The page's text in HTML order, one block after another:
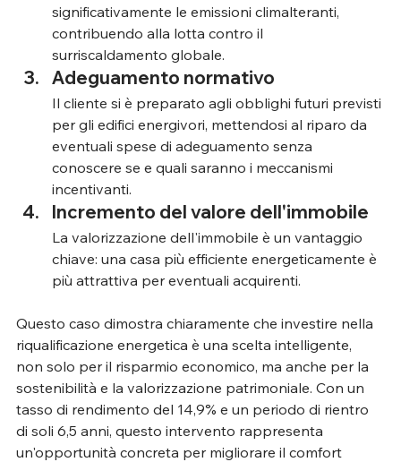
significativamente le emissioni climalteranti,
contribuendo alla lotta contro il
surriscaldamento globale.
Adeguamento normativo
Il cliente si è preparato agli obblighi futuri previsti
per gli edifici energivori, mettendosi al riparo da
eventuali spese di adeguamento senza
conoscere se e quali saranno i meccanismi
incentivanti.
Incremento del valore dell'immobile
La valorizzazione dell'immobile è un vantaggio
chiave: una casa più efficiente energeticamente è
più attrattiva per eventuali acquirenti.
Questo caso dimostra chiaramente che investire nella
riqualificazione energetica è una scelta intelligente,
non solo per il risparmio economico, ma anche per la
sostenibilità e la valorizzazione patrimoniale. Con un
tasso di rendimento del 14,9% e un periodo di rientro
di soli 6,5 anni, questo intervento rappresenta
un'opportunità concreta per migliorare il comfort